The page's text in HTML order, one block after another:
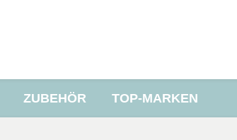
ZUBEHÖR TOP-MARKEN